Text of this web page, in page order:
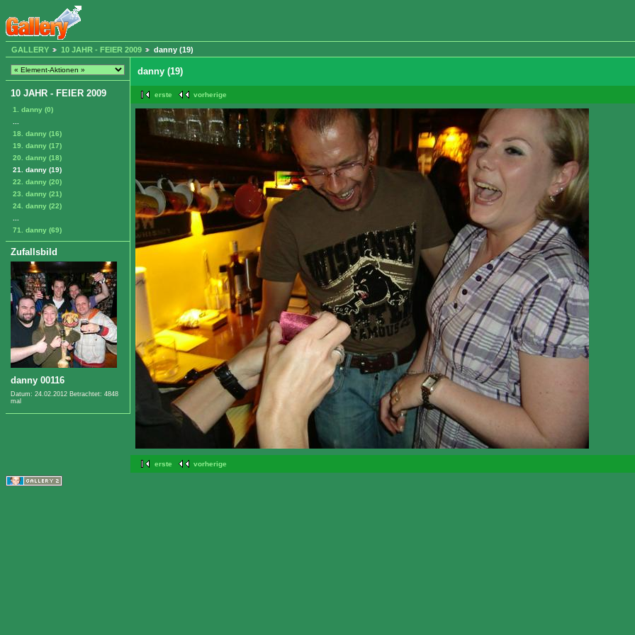
GALLERY 10 JAHR - FEIER 2009 danny (19)
10 JAHR - FEIER 2009
1. danny (0)
18. danny (16)
19. danny (17)
20. danny (18)
21. danny (19)
22. danny (20)
23. danny (21)
24. danny (22)
71. danny (69)
Zufallsbild
danny 00116
Datum: 24.02.2012 Betrachtet: 4848
mal
danny (19)
erste vorherige
erste vorherige